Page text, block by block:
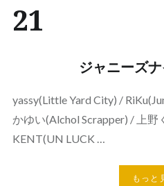
21
ジャニーズ
yassy(Little Yard City) /
かゆい(Alchol Scrapper) / 上野
KENT(UN LUCK …
もっと